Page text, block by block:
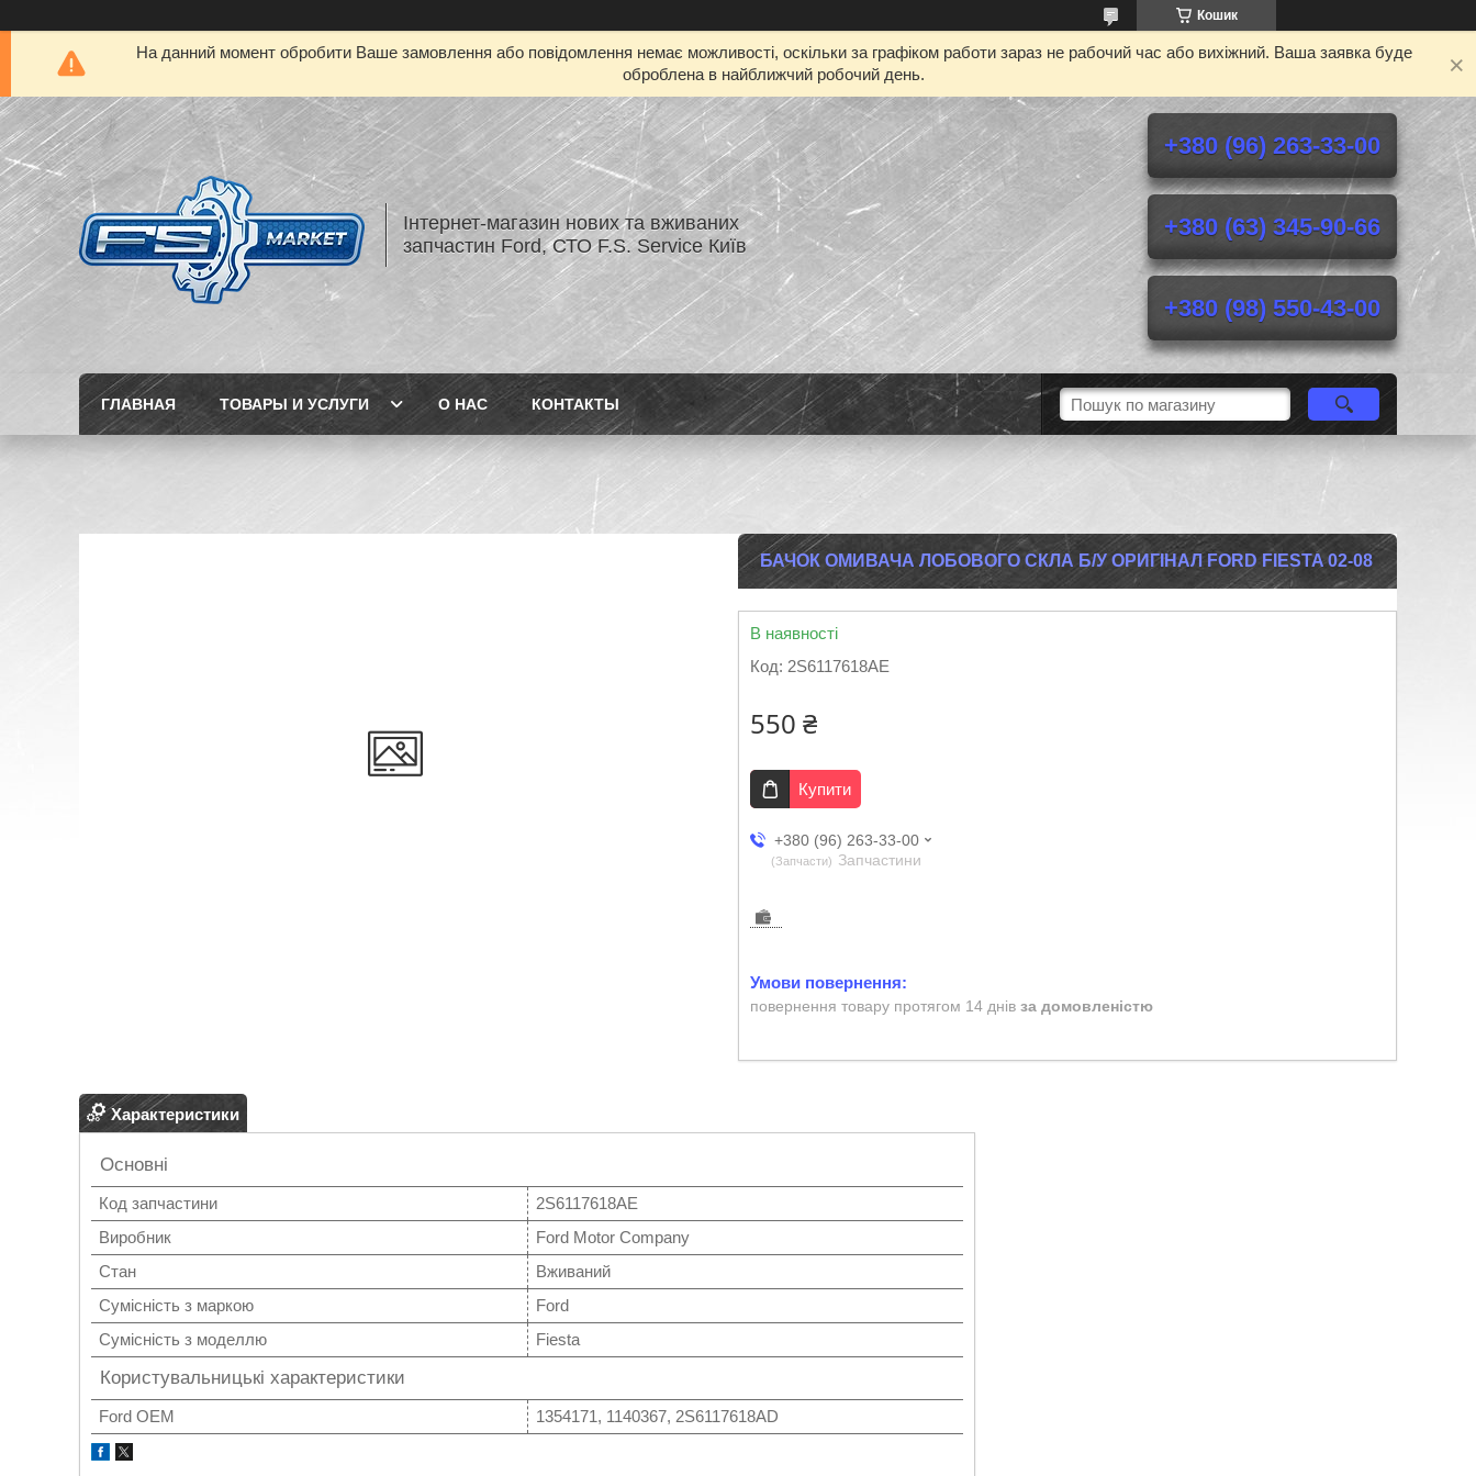
Кошик
На данний момент обробити Ваше замовлення або повідомлення немає можливості, оскільки за графіком работи зараз не рабочий час або вихіжний. Ваша заявка буде
оброблена в найближчий робочий день.
Інтернет-магазин нових та вживаних
запчастин Ford, СТО F.S. Service Київ
+380 (96) 263-33-00
+380 (63) 345-90-66
+380 (98) 550-43-00
ГЛАВНАЯ ТОВАРЫ И УСЛУГИ О НАС КОНТАКТЫ
БАЧОК ОМИВАЧА ЛОБОВОГО СКЛА Б/У ОРИГІНАЛ FORD FIESTA 02-08
В наявності
Код: 2S6117618AE
550 ₴
Купити
+380 (96) 263-33-00
Запчасти Запчастини
повернення товару протягом 14 днів за домовленістю
Характеристики
Основні
Код запчастини
2S6117618AE
Виробник
Ford Motor Company
Стан
Вживаний
Сумісність з маркою
Ford
Сумісність з моделлю
Fiesta
Користувальницькі характеристики
Ford OEM 1354171, 1140367, 2S6117618AD